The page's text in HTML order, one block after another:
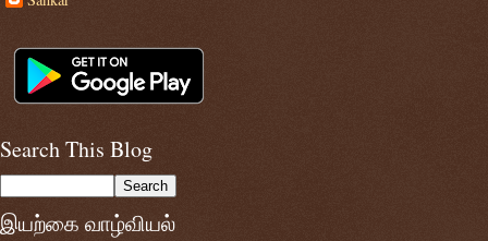
Search This Blog
இயற்கை வாழ்வியல்